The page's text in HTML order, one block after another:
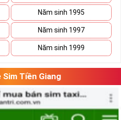
Năm sinh 1995
Năm sinh 1997
Năm sinh 1999
Sim Tiền Giang